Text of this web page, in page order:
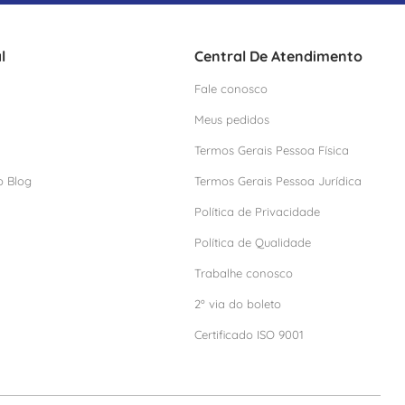
Blog
Central De Atendimento
Fale conosco
Meus pedidos
Termos Gerais Pessoa Física
Termos Gerais Pessoa Jurídica
Política de Privacidade
Política de Qualidade
Trabalhe conosco
2º via do boleto
Certificado ISO 9001